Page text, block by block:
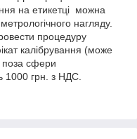
на етикетці можна
нагляду.
процедуру
калібрування (може
поза сфери
1000 грн. з НДС.